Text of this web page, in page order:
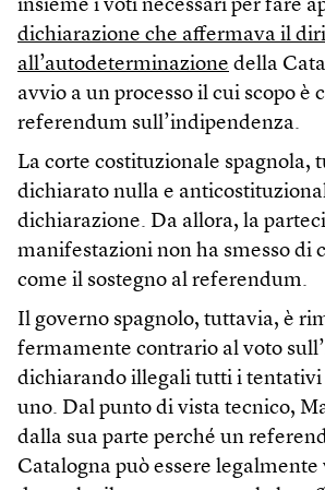
insieme i voti necessari per fare
dichiarazione che affermava il
all’autodeterminazione della
avvio a un processo il cui scopo è
referendum sull’indipendenza.
La corte costituzionale spagnola,
dichiarato nulla e
dichiarazione. Da allora, la
manifestazioni non ha smesso di
come il sostegno al referendum.
Il governo spagnolo, tuttavia, è
fermamente contrario al voto
dichiarando illegali tutti i tentativi
uno. Dal punto di vista tecnico,
dalla sua parte perché un
Catalogna può essere